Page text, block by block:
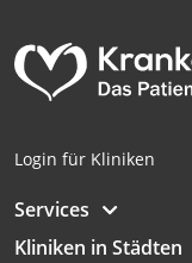
Login für Kliniken
Services
Kliniken in Städten
Entwicklung und
Angebote
von Inhalten
IAB-Besonderheiten:
Verwendung